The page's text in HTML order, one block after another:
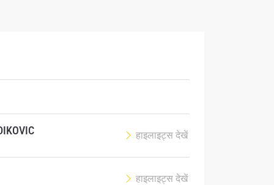
हाइलाइट्स देखें
हाइलाइट्स देखें